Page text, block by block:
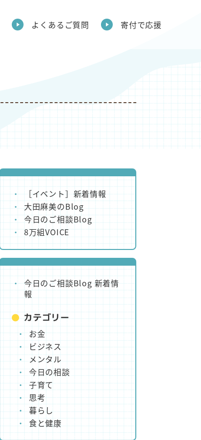
よくあるご質問 寄付で応援
［イベント］新着情報
大田麻美のBlog
今日のご相談Blog
8万組VOICE
今日のご相談Blog 新着情
報
カテゴリー
お金
ビジネス
メンタル
今日の相談
子育て
思考
暮らし
食と健康